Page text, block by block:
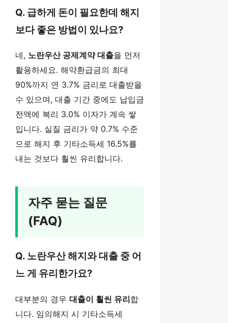
Q. 급하게 돈이 필요한데 해지
보다 좋은 방법이 있나요?
네, 노란우산 공제계약 대출을 먼저
활용하세요. 해약환급금의 최대
90%까지 연 3.7% 금리로 대출받을
수 있으며, 대출 기간 중에도 납입금
전액에 복리 3.0% 이자가 계속 쌓
입니다. 실질 금리가 약 0.7% 수준
으로 해지 후 기타소득세 16.5%를
내는 것보다 훨씬 유리합니다.
자주 묻는 질문
(FAQ)
Q. 노란우산 해지와 대출 중 어
느 게 유리한가요?
대부분의 경우 대출이 훨씬 유리합
니다. 임의해지 시 기타소득세